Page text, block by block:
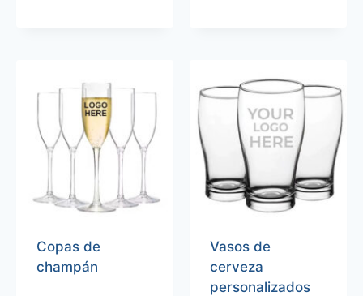
Copas de
champán
Vasos de
cerveza
personalizados